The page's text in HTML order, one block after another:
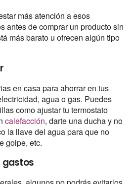
más atención a esos
antes de comprar un producto sin
más barato u ofrecen algún tipo
en casa para ahorrar en tus
agua o gas. Puedes
como ajustar tu termostato
calefacción, darte una ducha y no
la llave del agua para que no
golpe, etc.
gastos